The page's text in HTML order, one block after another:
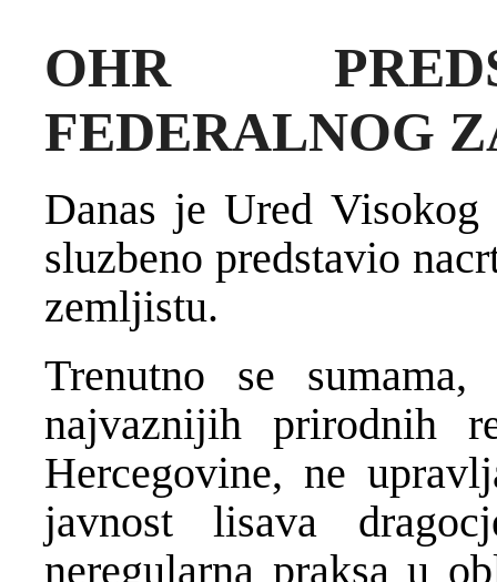
OHR
FEDERALNOG
Danas je Ured Visokog
sluzbeno predstavio
zemljistu.
Trenutno se
najvaznijih prirodnih
Hercegovine, ne
javnost lisava
neregularna praksa u